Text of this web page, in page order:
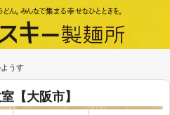
うす
【大阪市】